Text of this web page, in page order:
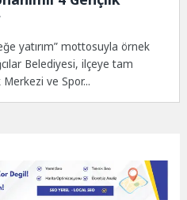
yatırım” mottosuyla örnek
Belediyesi, ilçeye tam
Merkezi ve Spor...